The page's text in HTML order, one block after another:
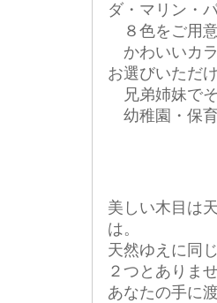
ダ・マリン・
８色をご用意
かわいいカ
お選びいただけ
兄弟姉妹で
幼稚園・保
美しい木目は
は。
天然ゆえに同
２つとありませ
あなたの手に